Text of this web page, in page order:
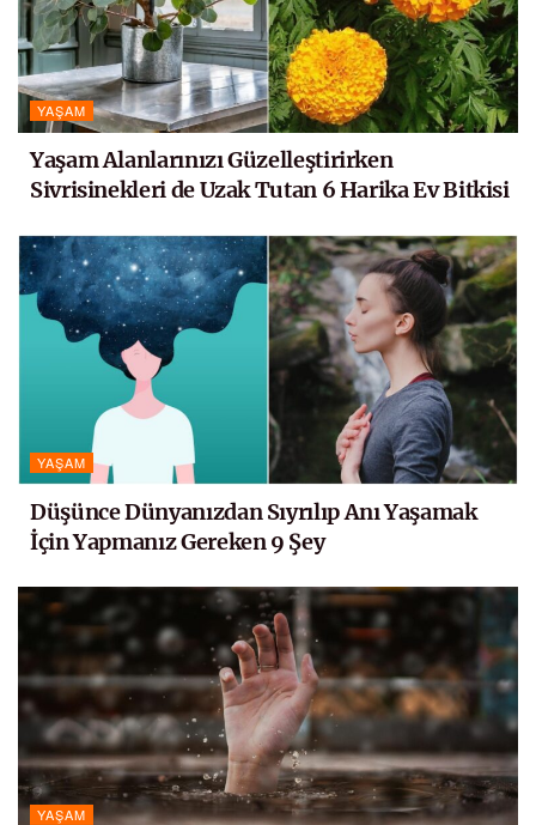
YAŞAM
Yaşam Alanlarınızı Güzelleştirirken
Sivrisinekleri de Uzak Tutan 6 Harika Ev Bitkisi
YAŞAM
Düşünce Dünyanızdan Sıyrılıp Anı Yaşamak
İçin Yapmanız Gereken 9 Şey
YAŞAM